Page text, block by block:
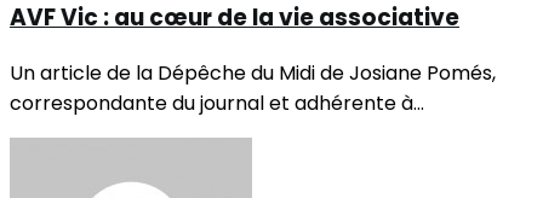
AVF Vic : au cœur de la vie associative
Un article de la Dépêche du Midi de Josiane Pomés,
correspondante du journal et adhérente à...